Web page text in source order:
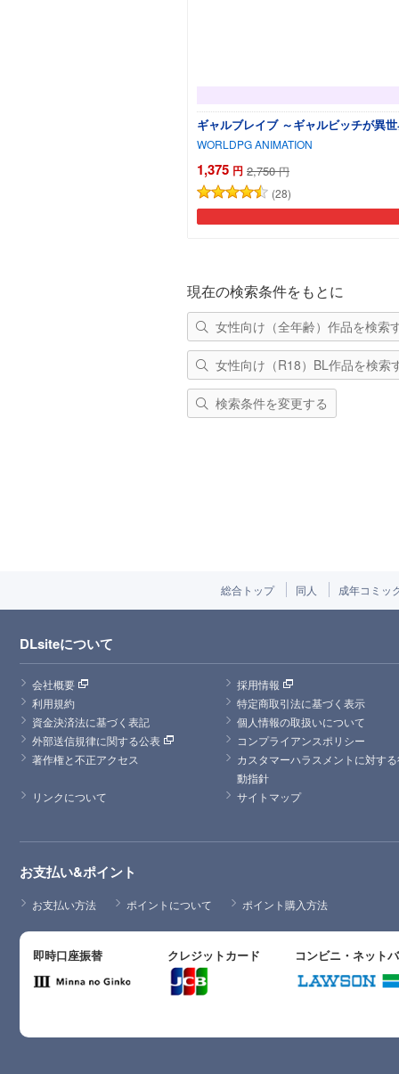
ギャルブレイブ ～ギャルビッチが異
WORLDPG ANIMATION
1,375 円 2,750 円
(28)
現在の検索条件をもとに
女性向け（全年齢）作品を検索
女性向け（R18）BL作品を検索
検索条件を変更する
総合トップ 同人 成年コミッ
DLsiteについて
会社概要
採用情報
利用規約
特定商取引法に基づく表示
資金決済法に基づく表記
個人情報の取扱いについて
外部送信規律に関する公表
コンプライアンスポリシー
著作権と不正アクセス
カスタマーハラスメントに対す
動指針
リンクについて
サイトマップ
お支払い&ポイント
お支払い方法 ポイントについて ポイント購入方法
即時口座振替 クレジットカード コンビニ・ネット